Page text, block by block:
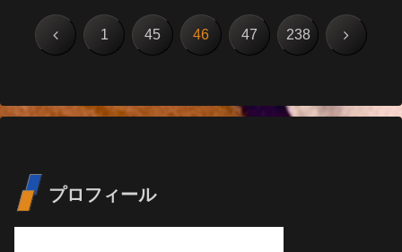
前 1 45 46 47 238 次
プロフィール